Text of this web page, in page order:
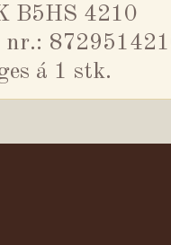
B5HS 4210
nr.:
á 1 stk.